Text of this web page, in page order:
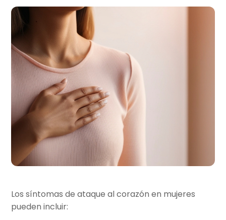
Los síntomas de ataque al corazón en mujeres
pueden incluir: